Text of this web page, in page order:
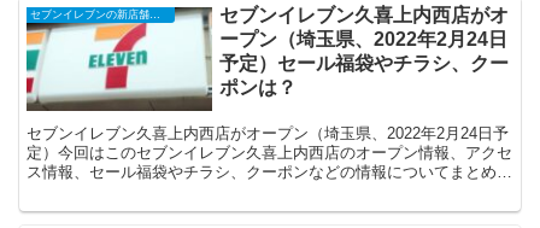
セブンイレブンの新店舗開店予定・オープンセール（福袋）、クーポンなど
セブンイレブン久喜上内西店がオ
ープン（埼玉県、2022年2月24日
予定）セール福袋やチラシ、クー
ポンは？
セブンイレブン久喜上内西店がオープン（埼玉県、2022年2月24日予
定）今回はこのセブンイレブン久喜上内西店のオープン情報、アクセ
ス情報、セール福袋やチラシ、クーポンなどの情報についてまとめま